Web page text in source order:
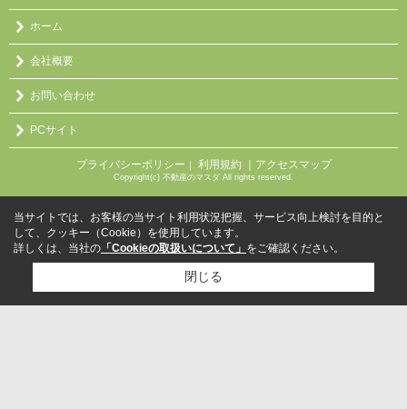
ホーム
会社概要
お問い合わせ
PCサイト
プライバシーポリシー 利用規約 ｜アクセスマップ
Copyright(c) 不動産のマスダ All rights reserved.
当サイトでは、お客様の当サイト利用状況把握、サービス向上検討を目的と
して、クッキー（Cookie）を使用しています。
詳しくは、当社の 「Cookieの取扱いについて」 をご確認ください。
閉じる